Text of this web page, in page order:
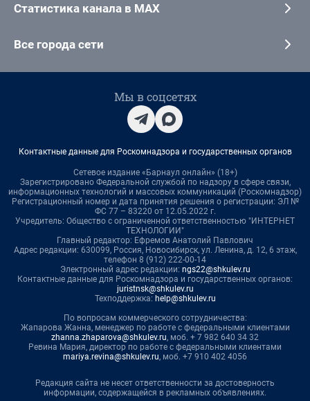
Статистика канала в MAX
Все города сети
Мы в соцсетях
Контактные данные для Роскомнадзора и государственных органов
Сетевое издание «Барнаул онлайн» (18+)
Зарегистрировано Федеральной службой по надзору в сфере связи,
информационных технологий и массовых коммуникаций (Роскомнадзор)
Регистрационный номер и дата принятия решения о регистрации: ЭЛ №
ФС 77 – 83220 от 12.05.2022 г.
Учредитель: Общество с ограниченной ответственностью "ИНТЕРНЕТ
ТЕХНОЛОГИИ"
Главный редактор: Ефремов Анатолий Павлович
Адрес редакции: 630099, Россия, Новосибирск, ул. Ленина, д. 12, 6 этаж,
телефон 8 (912) 222-00-14
Электронный адрес редакции: ngs22@shkulev.ru
Контактные данные для Роскомнадзора и государственных органов:
juristnsk@shkulev.ru
Техподдержка: help@shkulev.ru
По вопросам коммерческого сотрудничества:
Жапарова Жанна, менеджер по работе с федеральными клиентами
zhanna.zhaparova@shkulev.ru, моб. + 7 982 640 34 32
Ревина Мария, директор по работе с федеральными клиентами
mariya.revina@shkulev.ru, моб. +7 910 402 4056
Редакция сайта не несет ответственности за достоверность
информации, содержащейся в рекламных объявлениях.